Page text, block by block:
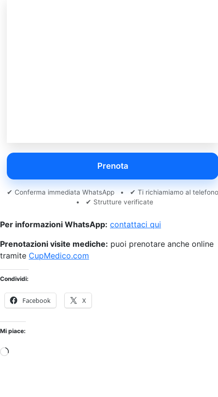
Prenota
✔ Conferma immediata WhatsApp • ✔ Ti richiamiamo al
• ✔ Strutture verificate
Per informazioni WhatsApp: contattaci qui
Prenotazioni visite mediche: puoi prenotare anche online
tramite CupMedico.com
Condividi:
Facebook X
Mi piace:
Caricamento